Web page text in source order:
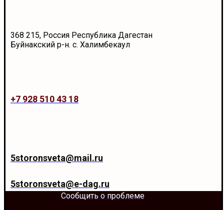
368 215, Россия Республика Дагестан
Буйнакский р-н. с. Халимбекаул
+7 928 510 43 18
5storonsveta@mail.ru
5storonsveta@e-dag.ru
Сообщить о проблеме